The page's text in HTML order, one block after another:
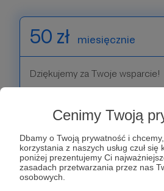
Cenimy Twoją
Dbamy o Twoją prywatność i
korzystania z naszych usług czuł
poniżej prezentujemy Ci
zasadach przetwarzania przez nas
osobowych.
50 zł miesięcznie
Dziękujemy za Twoje wsparcie!
100 zł miesięcznie